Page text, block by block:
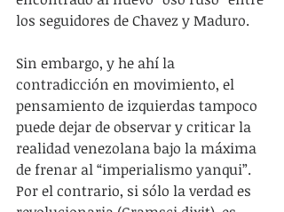
los seguidores de Chavez y Maduro.
Sin embargo, y he ahí la
contradicción en movimiento, el
pensamiento de izquierdas tampoco
puede dejar de observar y criticar la
realidad venezolana bajo la máxima
de frenar al “imperialismo yanqui”.
Por el contrario, si sólo la verdad es